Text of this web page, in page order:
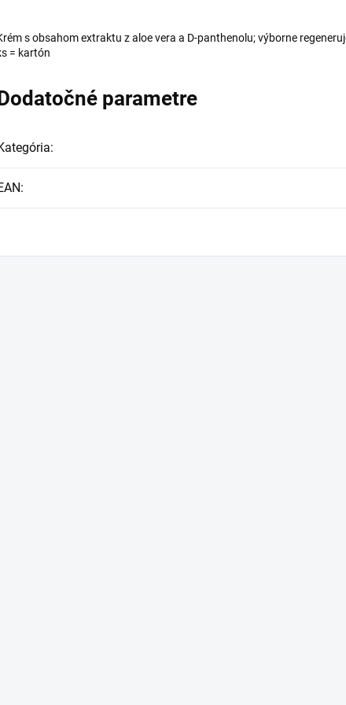
s obsahom extraktu z aloe vera a D-panthenolu; výborne
= kartón
parametre
:
: